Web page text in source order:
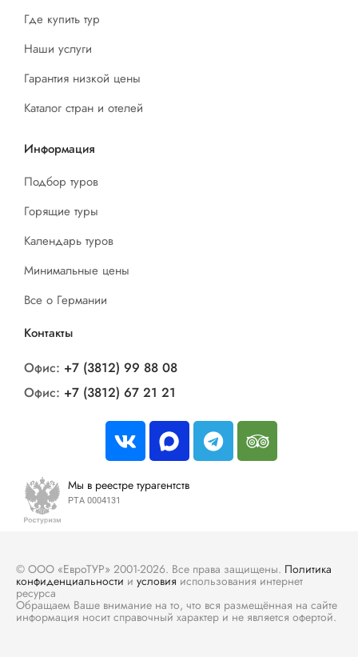
Где купить тур
Наши услуги
Гарантия низкой цены
Каталог стран и отелей
Информация
Подбор туров
Горящие туры
Календарь туров
Минимальные цены
Все о Германии
Контакты
Офис: +7 (3812) 99 88 08
Офис: +7 (3812) 67 21 21
Мы в реестре турагентств
РТА 0004131
© ООО «ЕвроТУР» 2001-2026. Все права защищены. Политика
конфиденциальности и условия использования интернет
ресурса
Обращаем Ваше внимание на то, что вся размещённая на сайте
информация носит справочный характер и не является офертой.